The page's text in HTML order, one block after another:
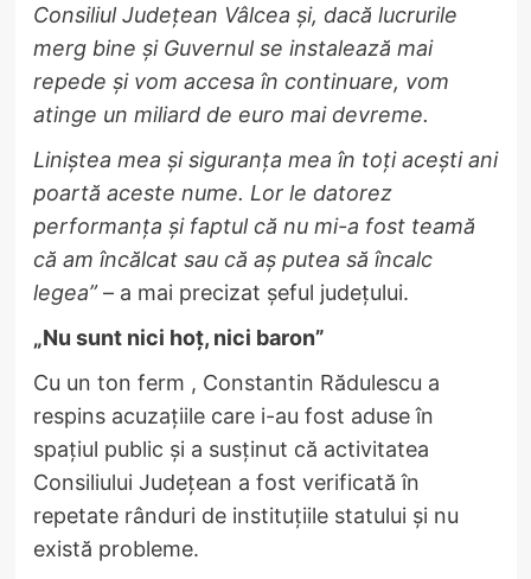
Consiliul Județean Vâlcea și, dacă lucrurile
merg bine și Guvernul se instalează mai
repede și vom accesa în continuare, vom
atinge un miliard de euro mai devreme.
Liniștea mea și siguranța mea în toți acești ani
poartă aceste nume. Lor le datorez
performanța și faptul că nu mi-a fost teamă
că am încălcat sau că aș putea să încalc
legea”– a mai precizat șeful județului.
„Nu sunt nici hoț, nici baron”
Cu un ton ferm , Constantin Rădulescu a
respins acuzațiile care i-au fost aduse în
spațiul public și a susținut că activitatea
Consiliului Județean a fost verificată în
repetate rânduri de instituțiile statului și nu
există probleme.